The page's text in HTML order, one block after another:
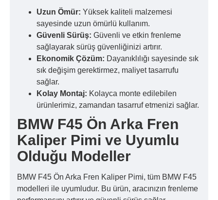
Uzun Ömür: Yüksek kaliteli malzemesi
sayesinde uzun ömürlü kullanım.
Güvenli Sürüş: Güvenli ve etkin frenleme
sağlayarak sürüş güvenliğinizi artırır.
Ekonomik Çözüm: Dayanıklılığı sayesinde sık
sık değişim gerektirmez, maliyet tasarrufu
sağlar.
Kolay Montaj: Kolayca monte edilebilen
ürünlerimiz, zamandan tasarruf etmenizi sağlar.
BMW F45 Ön Arka Fren
Kaliper Pimi ve Uyumlu
Olduğu Modeller
BMW F45 Ön Arka Fren Kaliper Pimi, tüm BMW F45
modelleri ile uyumludur. Bu ürün, aracınızın frenleme